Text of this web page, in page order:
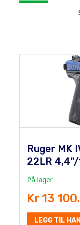
Ruger MK
22LR 4,4"/
På lager
Kr 13
LEGG TIL